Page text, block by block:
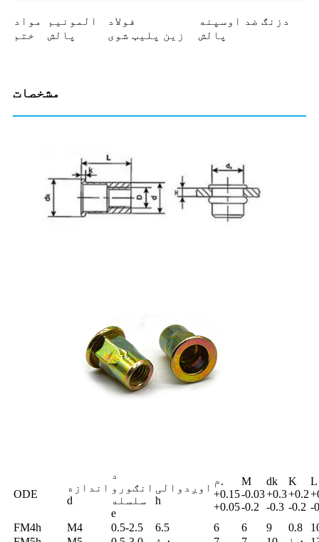
مواد المونیم فولاد
دزنګ ضد اوسپنه
ختم
پالش زین پلیټ شوی پالش
مشخصات
ODE
اندازه
d
د
انګورو
سلسله
e
اوږدوالی
h
م.
+0.15
+0.05
M
-0.03
-0.2
dk
+0.3
-0.3
K
+0.2
-0.2
L
-
FM4h
M4 0.5-2.5 6.5 6 6 9 0.8